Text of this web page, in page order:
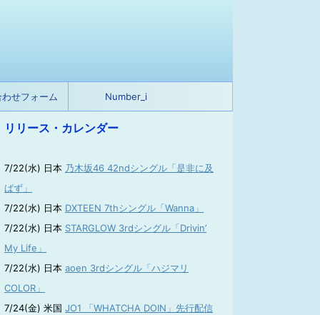
せフォーム Number_i
リリース・カレンダー
7/22(水) 日本 乃木坂46 42ndシングル「是非に及
ばず」
7/22(水) 日本 DXTEEN 7thシングル「Wanna」
7/22(水) 日本 STARGLOW 3rdシングル「Drivin’
My Life」
7/22(水) 日本 aoen 3rdシングル「ハジマリ
COLOR」
7/24(金) 米国 JO1 「WHATCHA DOIN」先行配信